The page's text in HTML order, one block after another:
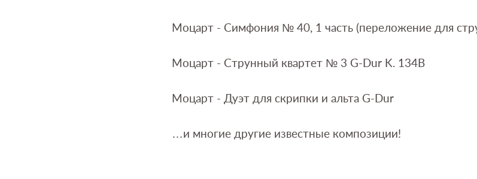
Моцарт - Симфония № 40, 1 часть (переложение для
Моцарт - Струнный квартет № 3 G-Dur K. 134B
Моцарт - Дуэт для скрипки и альта G-Dur
…и многие другие известные композиции!